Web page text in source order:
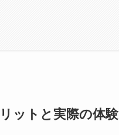
ットと実際の体験